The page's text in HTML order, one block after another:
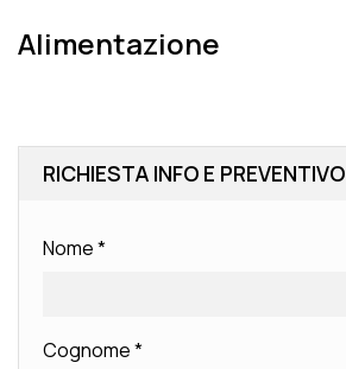
Alimentazione
RICHIESTA INFO E PREVENTIVO
Nome*
Cognome*